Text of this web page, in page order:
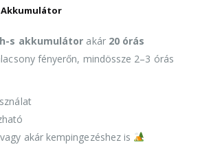
s akkumulátor akár 20 órás
fényerőn, mindössze 2–3 órás
akár kempingezéshez is